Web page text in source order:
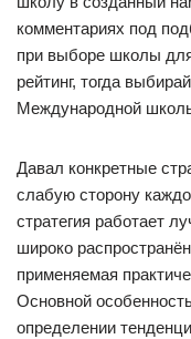
комментариях под
при выборе школы
рейтинг, тогда
Международной
Давал конкретные
слабую сторону
стратегия работает
широко
применяемая
Основной
определении